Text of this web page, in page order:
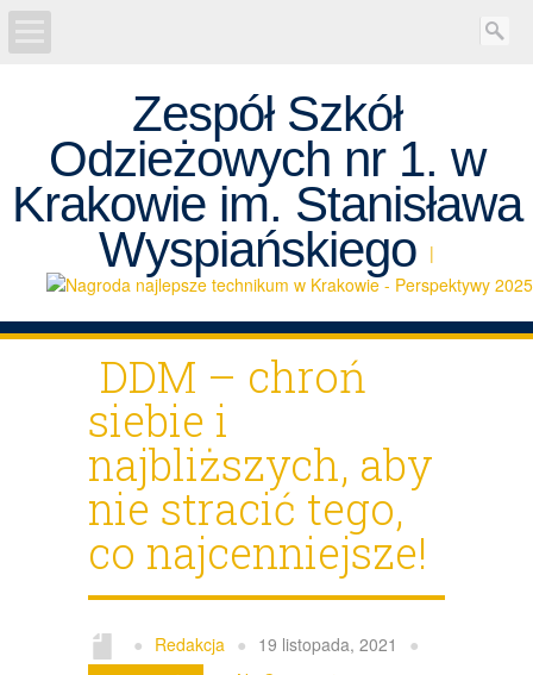
Zespół Szkół
Odzieżowych nr 1. w
Krakowie im. Stanisława
Wyspiańskiego |
AKTUALNOŚCI
REKRUTACJA
SZKOŁA
Egzaminy
UCZEŃ
RODZICE
Kontakt
DDM – chroń
siebie i
najbliższych, aby
nie stracić tego,
co najcenniejsze!
● Redakcja ● 19 listopada, 2021 ●